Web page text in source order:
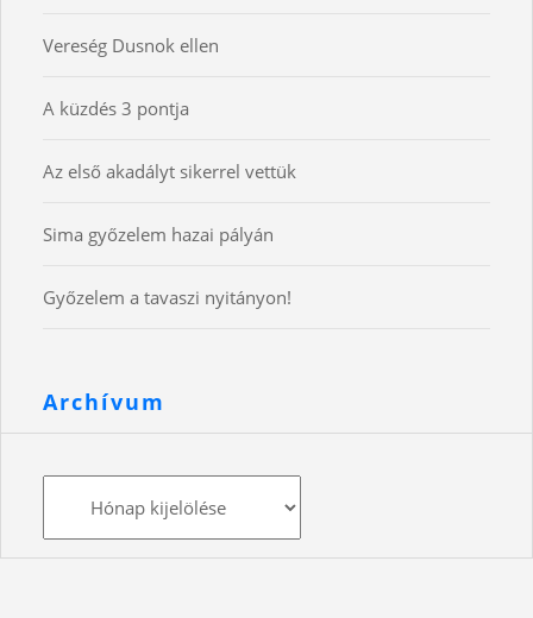
Vereség Dusnok ellen
A küzdés 3 pontja
Az első akadályt sikerrel vettük
Sima győzelem hazai pályán
Győzelem a tavaszi nyitányon!
Archívum